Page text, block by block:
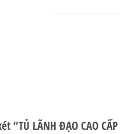
LÃNH ĐẠO CAO CẤP